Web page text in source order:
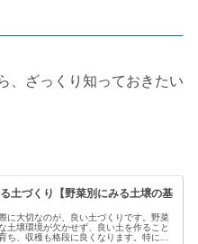
、ざっくり知っておきたい
土づくり【野菜別にみる土壌の基
に大切なのが、良い土づくりです。野菜
土壌環境が欠かせず、良い土を作ること
ち、収穫も格段に良くなります。特に初